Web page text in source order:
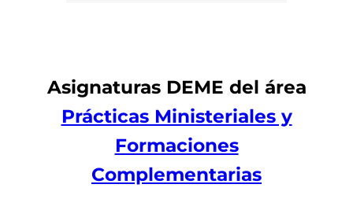
Asignaturas DEME del área
Prácticas Ministeriales y
Formaciones
Complementarias